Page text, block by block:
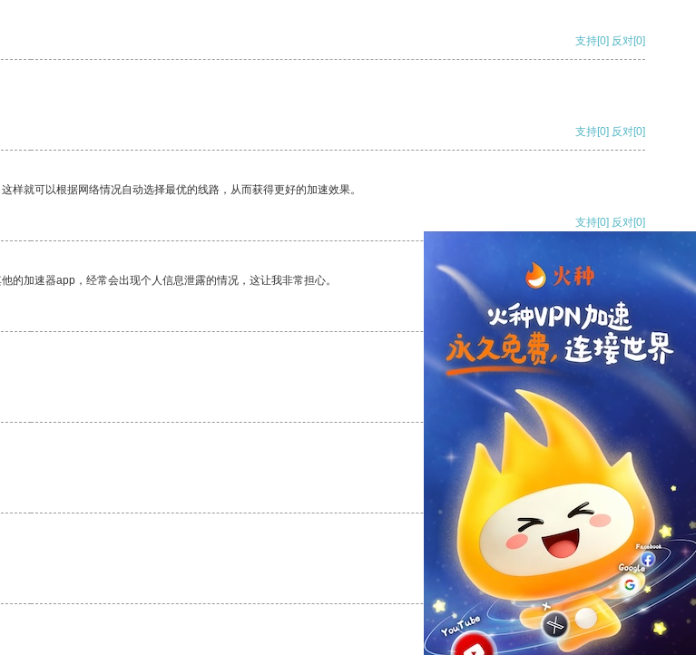
支持[0] 反对[0]
支持[0] 反对[0]
就可以根据网络情况自动选择最优的线路，从而获得更好的加速效果。
支持[0] 反对[0]
加速器app，经常会出现个人信息泄露的情况，这让我非常担心。
支持[0] 反对
支持
反对 [0]
支持[0] 反对[0]